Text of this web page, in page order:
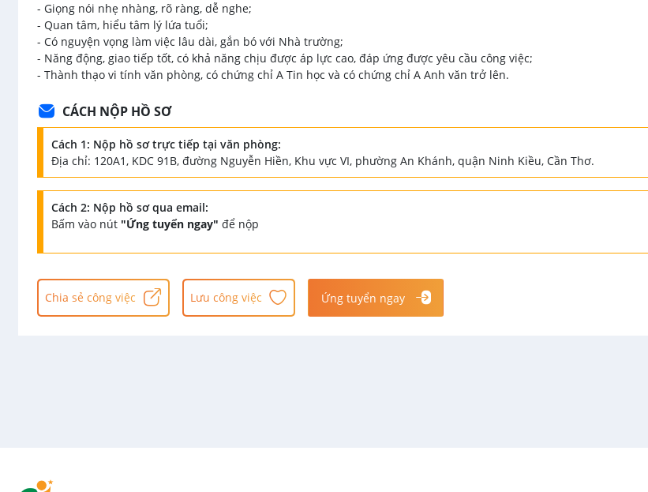
- Giọng nói nhẹ nhàng, rõ ràng, dễ nghe;
- Quan tâm, hiểu tâm lý lứa tuổi;
- Có nguyện vọng làm việc lâu dài, gắn bó với Nhà trường;
- Năng động, giao tiếp tốt, có khả năng chịu được áp lực cao, đáp ứng được yêu cầu công việc;
- Thành thạo vi tính văn phòng, có chứng chỉ A Tin học và có chứng chỉ A Anh văn trở lên.
CÁCH NỘP HỒ SƠ
Cách 1: Nộp hồ sơ trực tiếp tại văn phòng:
Địa chỉ: 120A1, KDC 91B, đường Nguyễn Hiền, Khu vực VI, phường An Khánh, quận Ninh Kiều, Cần Thơ.
Cách 2: Nộp hồ sơ qua email:
Bấm vào nút "Ứng tuyển ngay" để nộp
Chia sẻ công việc Lưu công việc Ứng tuyển ngay